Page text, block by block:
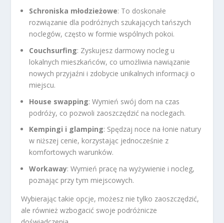
Schroniska młodzieżowe: To doskonałe
rozwiązanie dla podróżnych szukających tańszych
noclegów, często w formie wspólnych pokoi.
Couchsurfing: Zyskujesz darmowy nocleg u
lokalnych mieszkańców, co umożliwia nawiązanie
nowych przyjaźni i zdobycie unikalnych informacji o
miejscu.
House swapping: Wymień swój dom na czas
podróży, co pozwoli zaoszczędzić na noclegach.
Kempingi i glamping: Spędzaj noce na łonie natury
w niższej cenie, korzystając jednocześnie z
komfortowych warunków.
Workaway: Wymień pracę na wyżywienie i nocleg,
poznając przy tym miejscowych.
Wybierając takie opcje, możesz nie tylko zaoszczędzić,
ale również wzbogacić swoje podróżnicze